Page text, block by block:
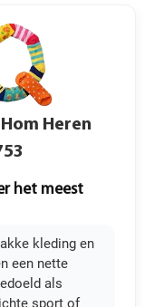
Heren
het meest
kleding en
een nette
als
sport of